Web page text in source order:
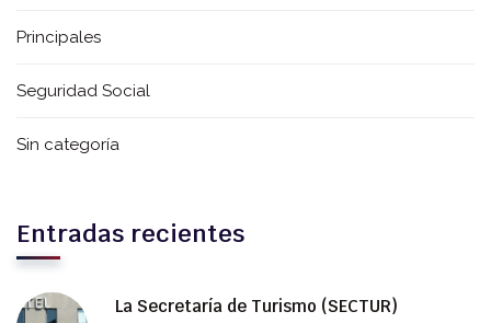
Principales
Seguridad Social
Sin categoría
Entradas recientes
La Secretaría de Turismo (SECTUR)